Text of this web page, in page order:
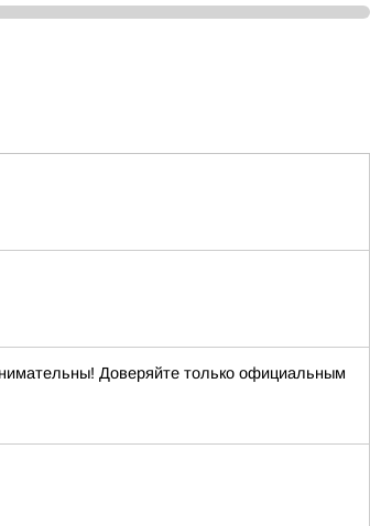
Доверяйте только официальным